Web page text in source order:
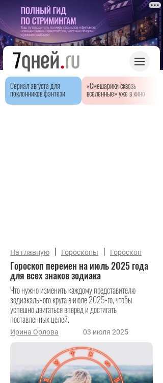
Сериал августа для
поклонников фэнтези
«Смешарики сквозь
вселенные» уже в кино
На главную | Гороскопы | Гороскоп
Гороскоп перемен на июль 2025 года
для всех знаков зодиака
Что нужно изменить каждому представителю
зодиакального круга в июле 2025-го, чтобы
успешно двигаться вперед и достигать
поставленных целей.
Ирина Орлова 03 июля 2025